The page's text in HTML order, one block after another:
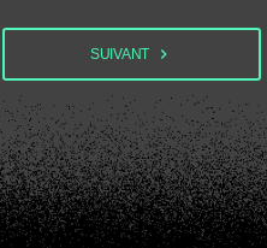
SUIVANT navigate_next